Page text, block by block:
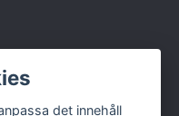
det innehåll